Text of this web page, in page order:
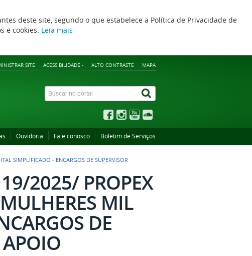
deste site, segundo o que estabelece a Política de Privacidade de
e cookies. Leia mais
SITE ACESSIBILIDADE - ALTO CONTRASTE MAPA
Ouvidoria Fale conosco Boletim de Serviços
SIMPLIFICADO - ENCARGOS DE SUPERVISOR
2025/ PROPEX
MIL
DE